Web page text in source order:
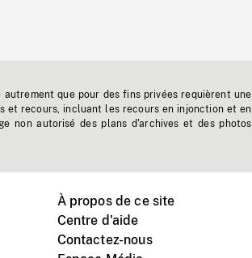
que pour des fins privées requièrent une
et recours, incluant les recours en injonction et en
non autorisé des plans d'archives et des photos
À propos de ce site
Centre d'aide
Contactez-nous